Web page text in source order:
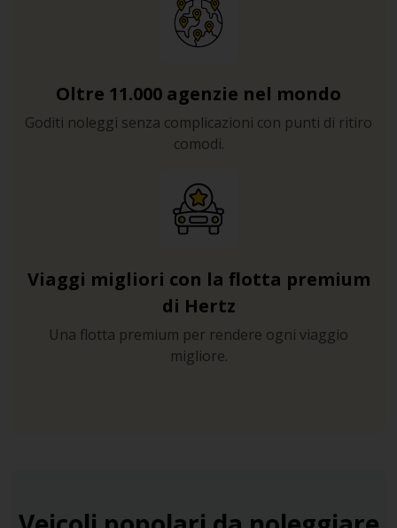
Oltre 11.000 agenzie nel mondo
Goditi noleggi senza complicazioni con punti di ritiro
comodi.
Viaggi migliori con la flotta premium
di Hertz
Una flotta premium per rendere ogni viaggio
migliore.